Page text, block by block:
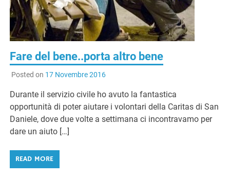
Fare del bene..porta altro bene
Posted on 17 Novembre 2016
Durante il servizio civile ho avuto la fantastica
opportunità di poter aiutare i volontari della Caritas di San
Daniele, dove due volte a settimana ci incontravamo per
dare un aiuto […]
READ MORE